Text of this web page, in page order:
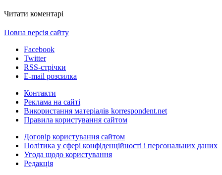
Читати коментарі
Повна версія сайту
Facebook
Twitter
RSS-стрічки
E-mail розсилка
Контакти
Реклама на сайті
Використання матеріалів korrespondent.net
Правила користування сайтом
Договір користування сайтом
Політика у сфері конфіденційності і персональних даних
Угода щодо користування
Редакція